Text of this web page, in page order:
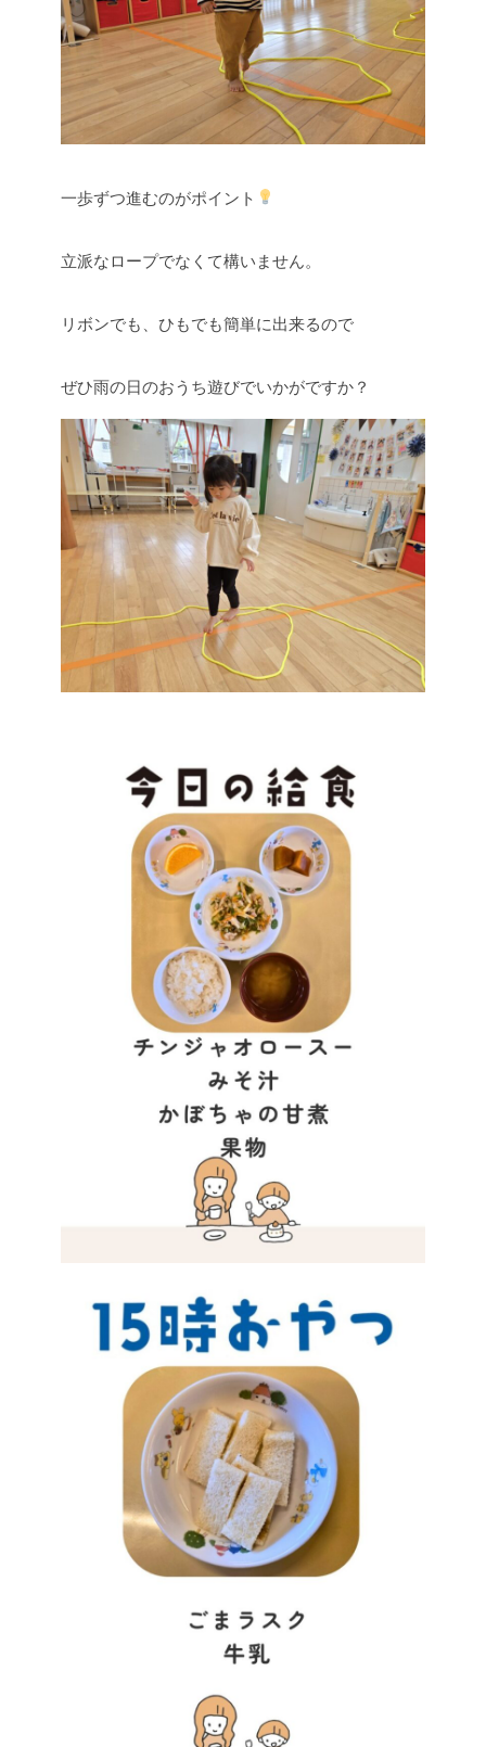
一歩ずつ進むのがポイント
立派なロープでなくて構いません。
リボンでも、ひもでも簡単に出来るので
ぜひ雨の日のおうち遊びでいかがですか？